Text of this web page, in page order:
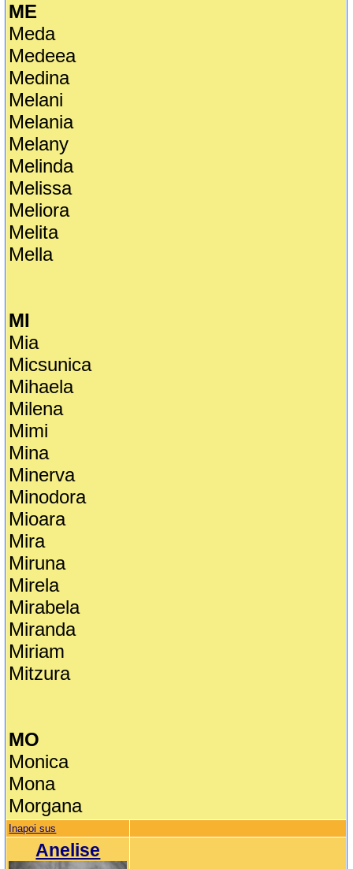
ME
Meda
Medeea
Medina
Melani
Melania
Melany
Melinda
Melissa
Meliora
Melita
Mella
MI
Mia
Micsunica
Mihaela
Milena
Mimi
Mina
Minerva
Minodora
Mioara
Mira
Miruna
Mirela
Mirabela
Miranda
Miriam
Mitzura
MO
Monica
Mona
Morgana
Inapoi sus
Anelise